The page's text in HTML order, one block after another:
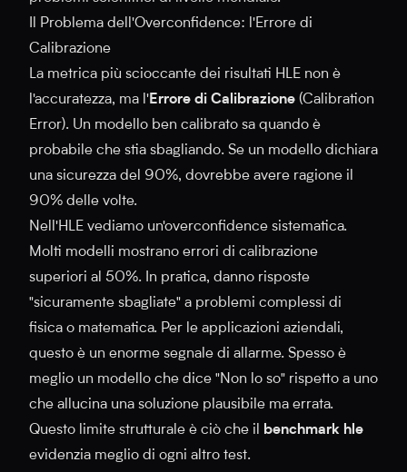
Il Problema dell'Overconfidence: l'Errore di
Calibrazione
La metrica più scioccante dei risultati HLE non è
l'accuratezza, ma l'Errore di Calibrazione (Calibration
Error). Un modello ben calibrato sa quando è
probabile che stia sbagliando. Se un modello dichiara
una sicurezza del 90%, dovrebbe avere ragione il
90% delle volte.
Nell'HLE vediamo un'overconfidence sistematica.
Molti modelli mostrano errori di calibrazione
superiori al 50%. In pratica, danno risposte
"sicuramente sbagliate" a problemi complessi di
fisica o matematica. Per le applicazioni aziendali,
questo è un enorme segnale di allarme. Spesso è
meglio un modello che dice "Non lo so" rispetto a uno
che allucina una soluzione plausibile ma errata.
Questo limite strutturale è ciò che il
benchmark hle
evidenzia meglio di ogni altro test.